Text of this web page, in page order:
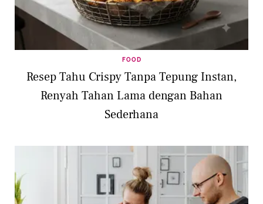
FOOD
Resep Tahu Crispy Tanpa Tepung Instan,
Renyah Tahan Lama dengan Bahan
Sederhana